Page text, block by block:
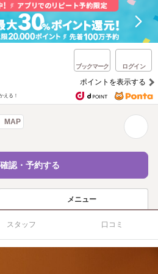
ブックマーク ログイン
ポイントを表示する
える！
MAP
認・予約する
メニュー
スタッフ 口コミ